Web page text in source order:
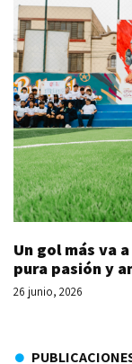
Un gol más va
pura pasión y
26 junio, 2026